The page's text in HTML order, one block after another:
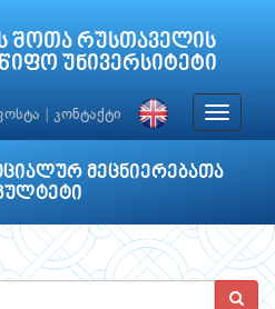
შოთა რუსთაველის
უნივერსიტეტი
კონტაქტი
Toggle
მეცნიერებათა